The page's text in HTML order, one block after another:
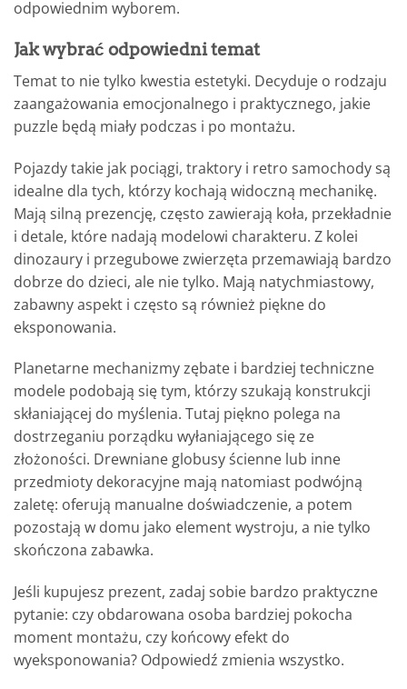
odpowiednim wyborem.
Jak wybrać odpowiedni temat
Temat to nie tylko kwestia estetyki. Decyduje o rodzaju
zaangażowania emocjonalnego i praktycznego, jakie
puzzle będą miały podczas i po montażu.
Pojazdy takie jak pociągi, traktory i retro samochody są
idealne dla tych, którzy kochają widoczną mechanikę.
Mają silną prezencję, często zawierają koła, przekładnie
i detale, które nadają modelowi charakteru. Z kolei
dinozaury i przegubowe zwierzęta przemawiają bardzo
dobrze do dzieci, ale nie tylko. Mają natychmiastowy,
zabawny aspekt i często są również piękne do
eksponowania.
Planetarne mechanizmy zębate i bardziej techniczne
modele podobają się tym, którzy szukają konstrukcji
skłaniającej do myślenia. Tutaj piękno polega na
dostrzeganiu porządku wyłaniającego się ze
złożoności. Drewniane globusy ścienne lub inne
przedmioty dekoracyjne mają natomiast podwójną
zaletę: oferują manualne doświadczenie, a potem
pozostają w domu jako element wystroju, a nie tylko
skończona zabawka.
Jeśli kupujesz prezent, zadaj sobie bardzo praktyczne
pytanie: czy obdarowana osoba bardziej pokocha
moment montażu, czy końcowy efekt do
wyeksponowania? Odpowiedź zmienia wszystko.